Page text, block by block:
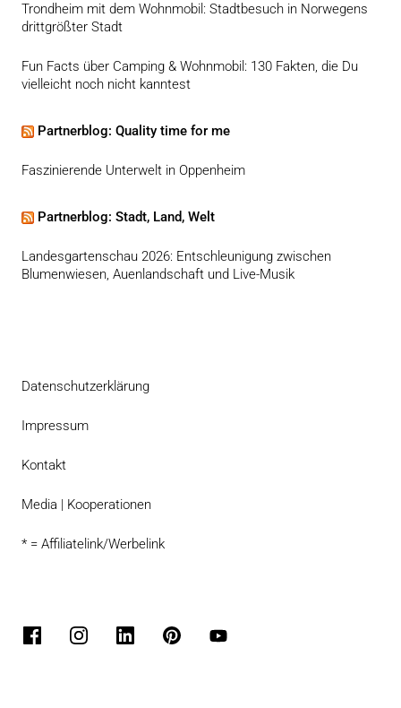
Trondheim mit dem Wohnmobil: Stadtbesuch in Norwegens
drittgrößter Stadt
Fun Facts über Camping & Wohnmobil: 130 Fakten, die Du
vielleicht noch nicht kanntest
Partnerblog: Quality time for me
Faszinierende Unterwelt in Oppenheim
Partnerblog: Stadt, Land, Welt
Landesgartenschau 2026: Entschleunigung zwischen
Blumenwiesen, Auenlandschaft und Live-Musik
Datenschutzerklärung
Impressum
Kontakt
Media | Kooperationen
* = Affiliatelink/Werbelink
FacebookInstagramLinkedIn PinterestYouTube